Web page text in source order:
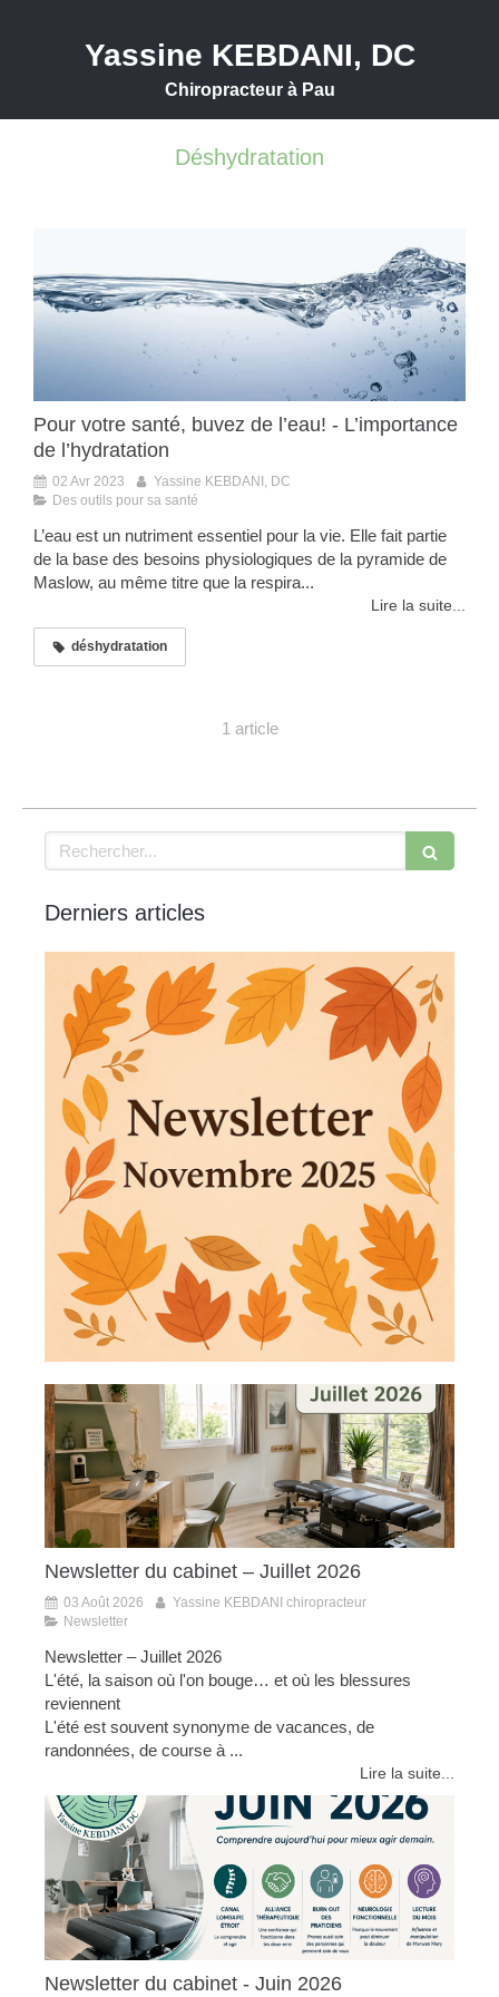
Yassine KEBDANI, DC
Chiropracteur à Pau
Déshydratation
Pour votre santé, buvez de l’eau! - L’importance
de l’hydratation
02 Avr 2023
Yassine KEBDANI, DC
Des outils pour sa santé
L’eau est un nutriment essentiel pour la vie. Elle fait partie
de la base des besoins physiologiques de la pyramide de
Maslow, au même titre que la respira...
Lire la suite...
déshydratation
1 article
Rechercher
Derniers articles
Newsletter du cabinet – Juillet 2026
03 Août 2026
Yassine KEBDANI chiropracteur
Newsletter
Newsletter – Juillet 2026
L'été, la saison où l'on bouge… et où les blessures
reviennent
L'été est souvent synonyme de vacances, de
randonnées, de course à ...
Lire la suite...
Newsletter du cabinet - Juin 2026